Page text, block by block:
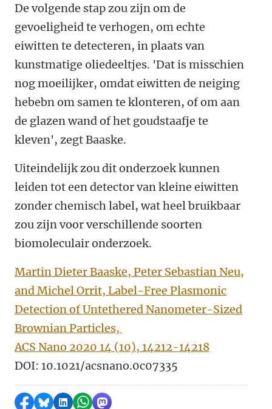
De volgende stap zou zijn om de
gevoeligheid te verhogen, om echte
eiwitten te detecteren, in plaats van
kunstmatige oliedeeltjes. 'Dat is misschien
nog moeilijker, omdat eiwitten de neiging
hebebn om samen te klonteren, of om aan
de glazen wand of het goudstaafje te
kleven', zegt Baaske.
Uiteindelijk zou dit onderzoek kunnen
leiden tot een detector van kleine eiwitten
zonder chemisch label, wat heel bruikbaar
zou zijn voor verschillende soorten
biomoleculair onderzoek.
Martin Dieter Baaske, Peter Sebastian Neu,
and Michel Orrit, Label-Free Plasmonic
Detection of Untethered Nanometer-Sized
Brownian Particles,
ACS Nano 2020 14 (10), 14212-14218
DOI: 10.1021/acsnano.0c07335
Delen op Facebook
Delen via Bluesky
Delen op LinkedIn
Delen via WhatsApp
Delen via Mastodon